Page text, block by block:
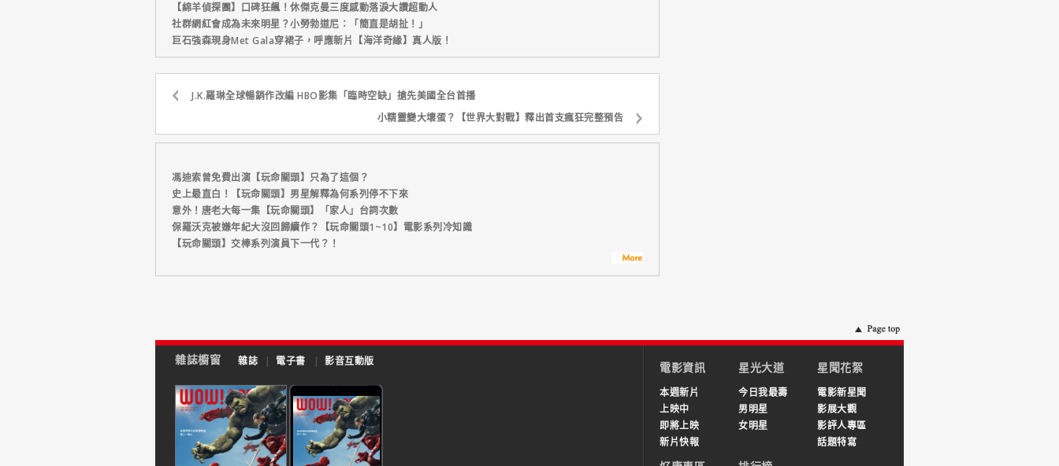
【綿羊偵探團】口碑狂飆！休傑克曼三度感動落淚大讚超動人
社群網紅會成為未來明星？小勞勃道尼：「簡直是胡扯！」
巨石強森現身Met Gala穿裙子，呼應新片【海洋奇緣】真人版！
J.K.羅琳全球暢銷作改編 HBO影集「臨時空缺」搶先美國全台首播
小精靈變大壞蛋？【世界大對戰】釋出首支瘋狂完整預告
馮迪索曾免費出演【玩命關頭】只為了這個？
史上最直白！【玩命關頭】男星解釋為何系列停不下來
意外！唐老大每一集【玩命關頭】「家人」台詞次數
保羅沃克被嫌年紀大沒回歸續作？【玩命關頭1~10】電影系列冷知識
【玩命關頭】交棒系列演員下一代？！
雜誌櫥窗 雜誌 | 電子書 | 影音互動版 電影資訊
本週新片
上映中
即將上映
新片快報
星光大道
今日我最壽
男明星
女明星
星聞花絮
電影新星聞
影展大觀
影評人專區
話題特寫